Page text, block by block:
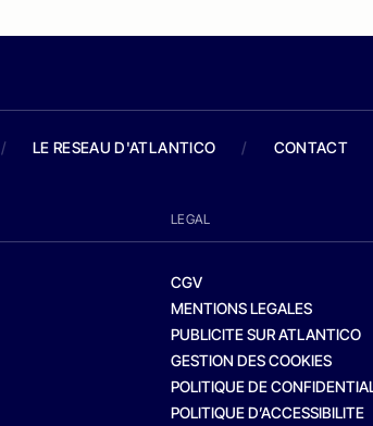
/ LE RESEAU D'ATLANTICO / CONTACT
LEGAL
CGV
MENTIONS LEGALES
PUBLICITE SUR ATLANTICO
GESTION DES COOKIES
POLITIQUE DE
POLITIQUE D’ACCESSIBILITE